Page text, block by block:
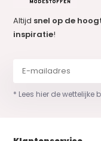
Altijd snel op de
inspiratie!
* Lees hier de wettelijke